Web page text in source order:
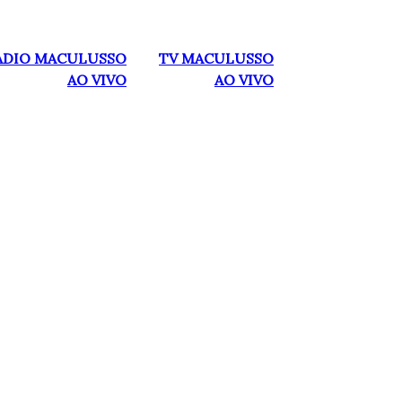
MACULUSSO
TV MACULUSSO
AO VIVO
AO VIVO